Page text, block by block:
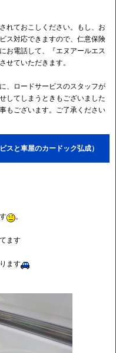
れておこしください。もし、お
ス対応できますので、仁意保険
お電話して、『エヌアールエス
せていただきます。
、ロードサービスのスタッフが
してしまうときもございました
もございます。ご了承ください
スと車屋のカードック弘成）
。
ます
ます